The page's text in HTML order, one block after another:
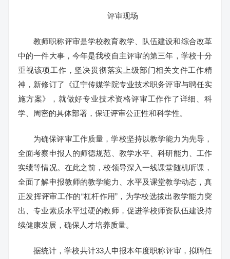
评审现场
教师职称评审是学校教育教学、队伍建设和综合改革
中的一件大事，今年是我校自主评审的第三年，学校十分
重视该项工作，坚决贯彻落实上级部门相关文件工作精
神，新修订了《辽宁传媒学院专业技术职务评审与聘任实
施方案》，就做好专业技术资格评审工作作了详细、科
学、周密的具体部署，保证评审公正性和科学性。
为确保评审工作质量，学校坚持以教学能力为先导，
全面考察申报人的师德规范、教学水平、科研能力、工作
实绩等情况。在此之前，校领导深入一线课堂随机听课，
全面了解申报教师的教学能力、水平及课堂教学动态，真
正发挥评审工作的“杠杆作用”，为学校选拔出教学能力突
出、专业素质水平过硬的教师，促进学校师资队伍建设持
续健康发展，确保人才培养质量。
据统计，学校共计33人申报本年度职称评审，拟聘任